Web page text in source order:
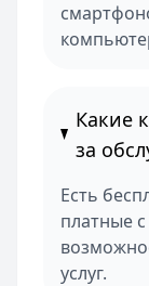
Какие
за
Есть
платные
услуг.